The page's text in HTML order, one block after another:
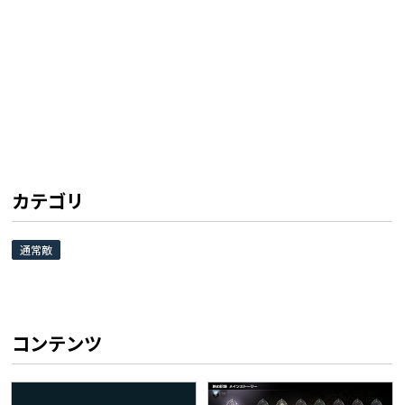
カテゴリ
通常敵
コンテンツ